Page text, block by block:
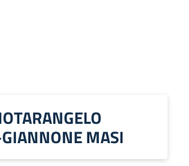
MASI